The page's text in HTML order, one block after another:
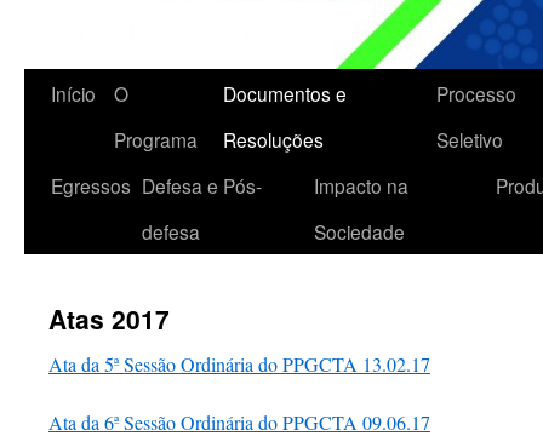
Início
O
Programa
Documentos e
Resoluções
Processo
Seletivo
Egressos Defesa e Pós-
defesa
Impacto na
Sociedade
Atas 2017
Ata da 5ª Sessão Ordinária do PPGCTA 13.02.17
Ata da 6ª Sessão Ordinária do PPGCTA 09.06.17